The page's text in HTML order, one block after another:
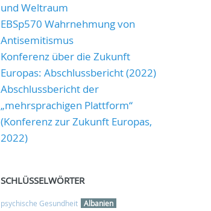
und Weltraum
EBSp570 Wahrnehmung von
Antisemitismus
Konferenz über die Zukunft
Europas: Abschlussbericht (2022)
Abschlussbericht der
„mehrsprachigen Plattform“
(Konferenz zur Zukunft Europas,
2022)
SCHLÜSSELWÖRTER
psychische Gesundheit Albanien